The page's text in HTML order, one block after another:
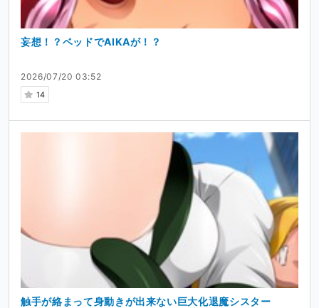
2026/07/20 03:52
14
妄想！？ベッドでAIKAが！？
触手が絡まって身動きが出来ない巨大化退魔シスター